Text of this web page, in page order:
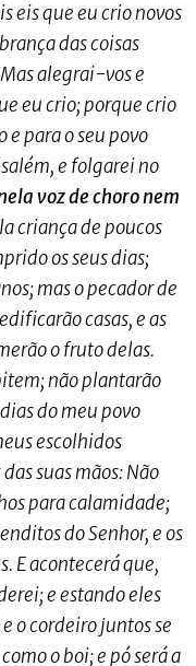
eis que eu crio novos
das coisas
alegrai-vos e
eu crio; porque crio
para o seu povo
e folgarei no
voz de choro nem
criança de poucos
os seus dias;
mas o pecador de
casas, e as
o fruto delas.
não plantarão
do meu povo
escolhidos
suas mãos: Não
para calamidade;
do Senhor, e os
E acontecerá que,
e estando eles
o cordeiro juntos se
o boi; e pó será a